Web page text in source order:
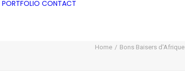
PORTFOLIO CONTACT
Home Bons Baisers d'Afrique